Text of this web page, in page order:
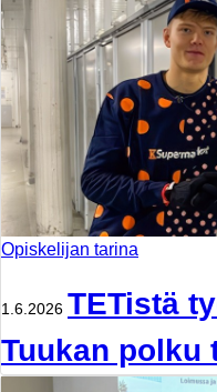
Opiskelijan tarina
1.6.2026 TETistä
Tuukan polku